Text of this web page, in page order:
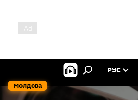
Молдова
РУС